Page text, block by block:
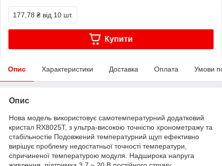
177,78 ₴ від 10 шт.
Купити
Опис Характеристики Доставка Оплата Умови
Опис
Нова модель використовує самотемпературний додатковий
кристал RX8025T, з ультра-високою точністю хронометражу та
стабільностіе Подовжений температурний щуп ефективно
вирішує проблему недостатньої точності температури,
спричиненої температурою модуля. Надширока напруга